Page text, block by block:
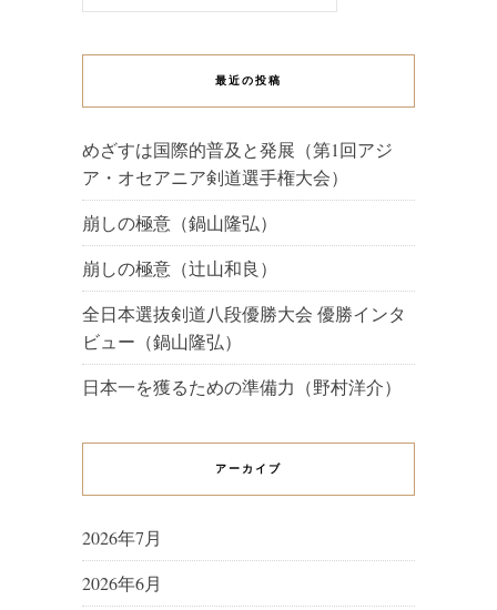
最近の投稿
めざすは国際的普及と発展（第1回アジ
ア・オセアニア剣道選手権大会）
崩しの極意（鍋山隆弘）
崩しの極意（辻山和良）
全日本選抜剣道八段優勝大会 優勝インタ
ビュー（鍋山隆弘）
日本一を獲るための準備力（野村洋介）
アーカイブ
2026年7月
2026年6月